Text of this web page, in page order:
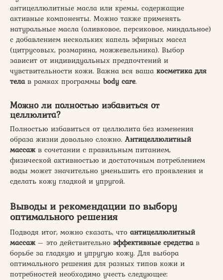
антицеллюлитные масла или кремы, содержащие
активные компоненты. Можно также применять
натуральные масла (оливковое, персиковое, миндальное)
с добавлением нескольких капель эфирных масел
(цитрусовых, розмарина, можжевельника). Выбор
зависит от индивидуальных предпочтений и
чувствительности кожи. Важна вся ваша косметика для
телав рамках программы body care.
Можно ли полностью избавиться от
целлюлита?
Полностью избавиться от целлюлита без изменения
образа жизни довольно сложно.Антицеллюлитный
массажв сочетании с правильным питанием,
физической активностью и достаточным потреблением
воды может значительно уменьшить его проявления и
сделать кожу гладкой и упругой.
Выводы и рекомендации по выбору
оптимального решения
Подводя итог, можно сказать, что антицеллюлитный
массаж– это действительно эффективные средствав
борьбе за гладкую и упругую кожу. Для выбора
оптимального решения для разных типов кожи и
потребностей необходимо учесть следующее: